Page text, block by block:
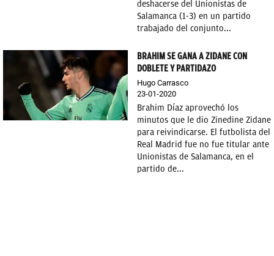
deshacerse del Unionistas de
Salamanca (1-3) en un partido
trabajado del conjunto...
BRAHIM SE GANA A ZIDANE CON
DOBLETE Y PARTIDAZO
Hugo Carrasco
23-01-2020
Brahim Díaz aprovechó los
minutos que le dio Zinedine Zidane
para reivindicarse. El futbolista del
Real Madrid fue no fue titular ante
Unionistas de Salamanca, en el
partido de...